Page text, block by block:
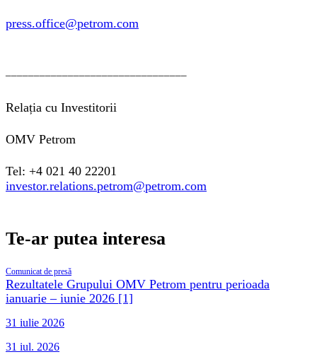
press.office@petrom.com
Relația cu Investitorii
OMV Petrom
Tel: +4 021 40 22201
investor.relations.petrom@petrom.com
Te-ar putea interesa
Comunicat de presă
Rezultatele Grupului OMV Petrom pentru perioada
ianuarie – iunie 2026 [1]
31 iulie 2026
31 iul. 2026